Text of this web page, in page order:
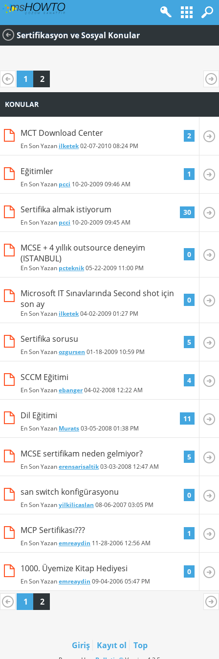
Sertifikasyon ve Sosyal Konular
1 2
KONULAR
MCT Download Center
En Son Yazan ilketek02-07-201008:24 PM
2
Eğitimler
En Son Yazan pcci 10-20-200909:46 AM
1
Sertifika almak istiyorum
En Son Yazan pcci 10-20-200909:45 AM
30
MCSE + 4 yıllık outsource deneyim
(ISTANBUL)
En Son Yazan pcteknik05-22-2009 11:00 PM
0
Microsoft IT Sınavlarında Second shot için
son ay
En Son Yazan ilketek04-02-200901:27 PM
0
Sertifika sorusu
En Son Yazanozgursen 01-18-2009 10:59 PM
5
SCCM Eğitimi
En Son Yazanebanger04-02-2008 12:22 AM
4
Dil Eğitimi
En Son Yazan Murats03-05-200801:38 PM
11
MCSE sertifikam neden gelmiyor?
En Son Yazanerensarisaltik03-03-2008 12:47 AM
5
san switch konfigürasyonu
En Son Yazanyilkilicaslan 08-06-200703:05 PM
0
MCP Sertifikası???
En Son Yazanemreaydin 11-28-2006 12:56 AM
1
1000. Üyemize Kitap Hediyesi
En Son Yazanemreaydin 09-04-200605:47 PM
0
1 2
Giriş Kayıt ol Top